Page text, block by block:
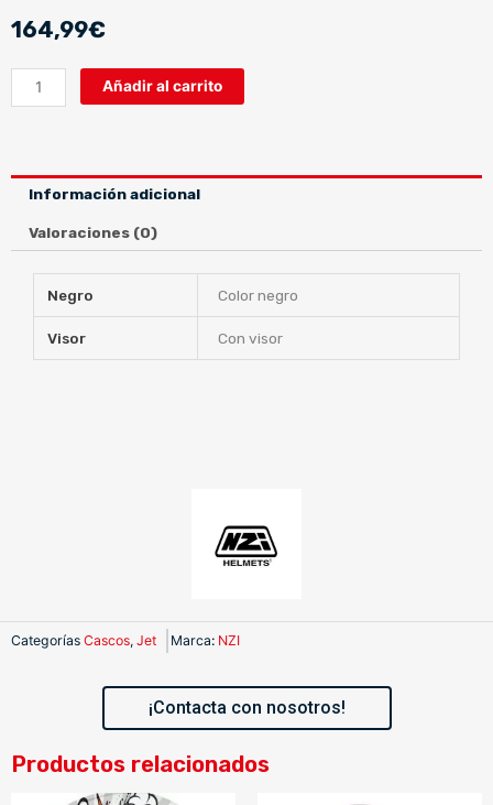
164,99€
TONUP
VISOR
Añadir al carrito
Información adicional
Valoraciones (0)
Negro Color negro
Visor Con visor
Categorías Cascos, Jet Marca: NZI
¡Contacta con nosotros!
Productos relacionados